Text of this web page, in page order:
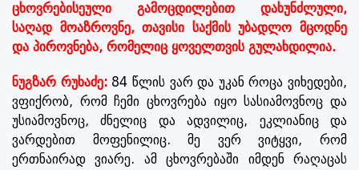
ცხოვრებისეული გამოცდილებით დახუნძლული,
საღად მოაზროვნე, თავისი საქმის უბადლო მცოდნე
და პიროვნება, რომელიც ყოველთვის გულახდილია.
ნუგზარ რუხაძე:84 წლის ვარ და უკან როცა ვიხედები,
ვფიქრობ, რომ ჩემი ცხოვრება იყო სასიამოვნოც და
უსიამოვნოც, ძნელიც და ადვილიც, ეკლიანიც და
ვარდებით მოფენილიც. მე ვერ ვიტყვი, რომ
ერთნაირად ვიარე. ამ ცხოვრებაში იმდენ რაღაცას